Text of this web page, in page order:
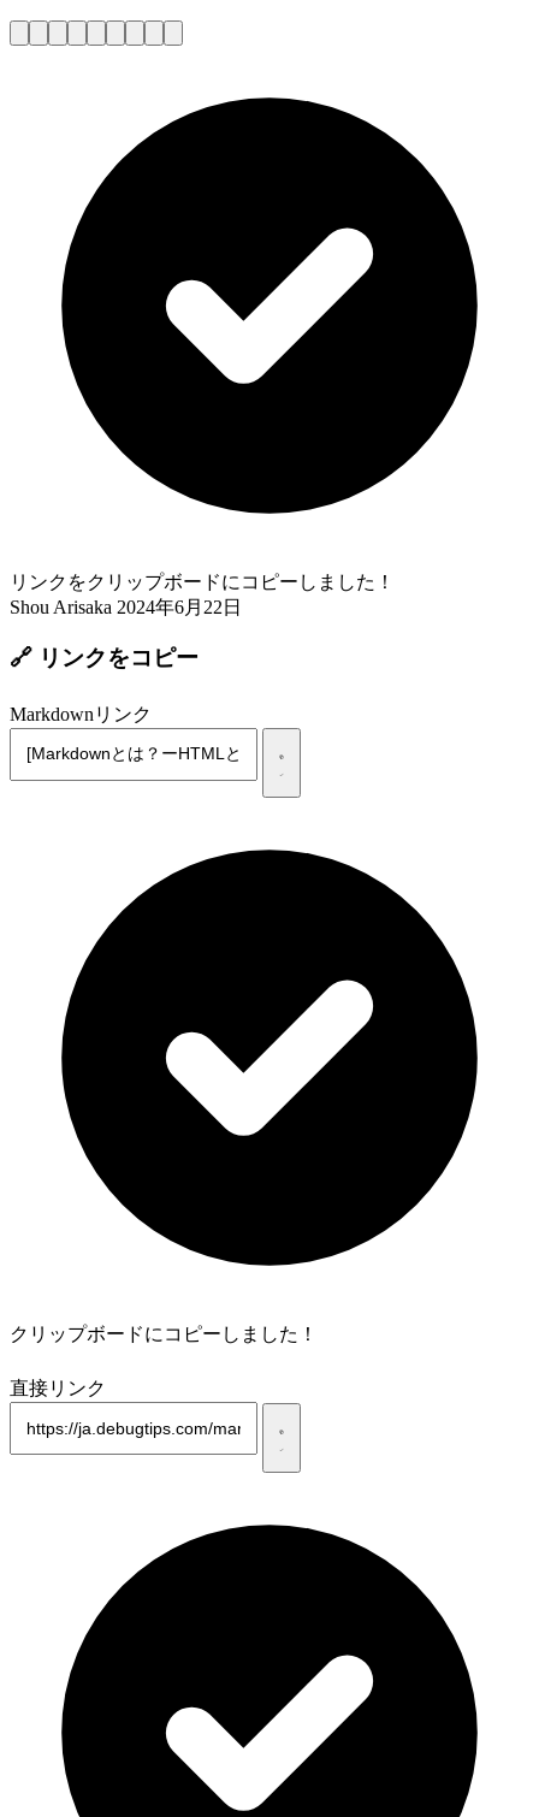
リンクをクリップボードにコピーしました！
Shou Arisaka 2024年6月22日
🔗 リンクをコピー
Markdownリンク
クリップボードにコピーしました！
直接リンク